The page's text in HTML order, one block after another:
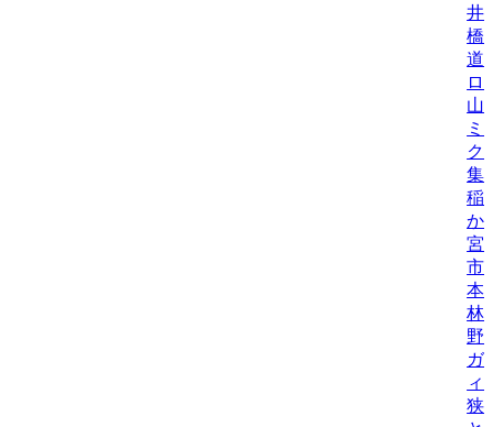
井
橋
道
ロ
山
ミ
ク
集
稲
か
宮
市
本
林
野
ガ
ィ
狭